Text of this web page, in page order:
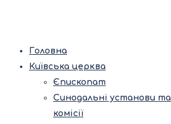
Головна
Київська церква
Єпископат
Синодальні установи та
комісії